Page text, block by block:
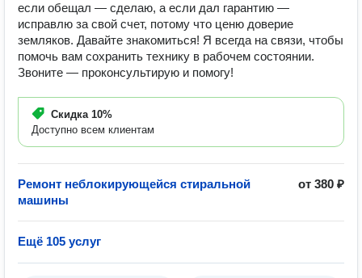
если обещал — сделаю, а если дал гарантию —
исправлю за свой счет, потому что ценю доверие
земляков. Давайте знакомиться! Я всегда на связи, чтобы
помочь вам сохранить технику в рабочем состоянии.
Звоните — проконсультирую и помогу!
Скидка 10%
Доступно всем клиентам
Ремонт неблокирующейся стиральной
машины
от 380 ₽
Ещё 105 услуг